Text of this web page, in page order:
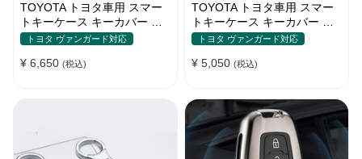
TOYOTA トヨタ車用 スマー
トキーケース キーカバー 高
級 アルミニウム合金製 鍵を
り快適
トヨタ ヴァンガード対応
¥ 6,650 (税込)
TOYOTA トヨタ車用 スマー
トキーケース キーカバー 高
級 本革 鍵を保護 専用設計
トヨタ ヴァンガード対応
¥ 5,050 (税込)